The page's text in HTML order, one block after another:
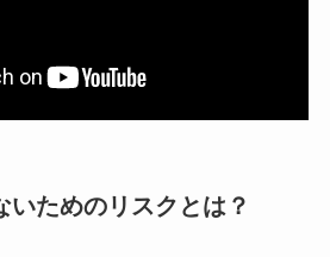
いためのリスクとは？